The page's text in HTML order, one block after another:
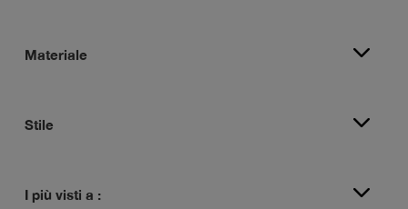
Materiale
Stile
I più visti a :